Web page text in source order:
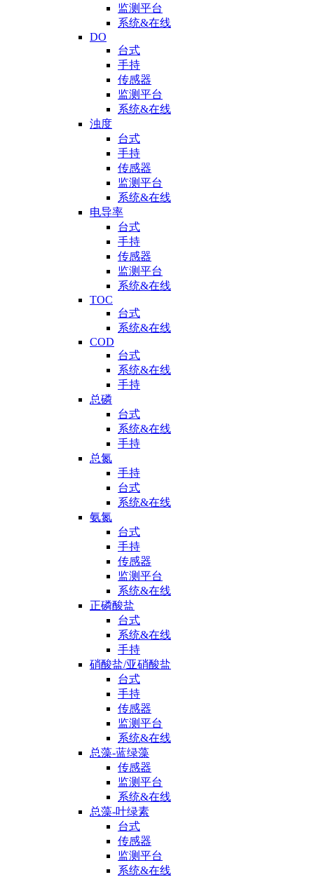
监测平台
系统&在线
DO
台式
手持
传感器
监测平台
系统&在线
浊度
台式
手持
传感器
监测平台
系统&在线
电导率
台式
手持
传感器
监测平台
系统&在线
TOC
台式
系统&在线
COD
台式
系统&在线
手持
总磷
台式
系统&在线
手持
总氮
手持
台式
系统&在线
氨氮
台式
手持
传感器
监测平台
系统&在线
正磷酸盐
台式
系统&在线
手持
硝酸盐/亚硝酸盐
台式
手持
传感器
监测平台
系统&在线
总藻-蓝绿藻
传感器
监测平台
系统&在线
总藻-叶绿素
台式
传感器
监测平台
系统&在线